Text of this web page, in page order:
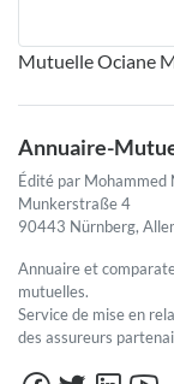
Mutuelle Ociane
Annuaire-
Édité par Mohammed
Munkerstraße 4
90443 Nürnberg,
Annuaire et
mutuelles.
Service de mise en
des assureurs